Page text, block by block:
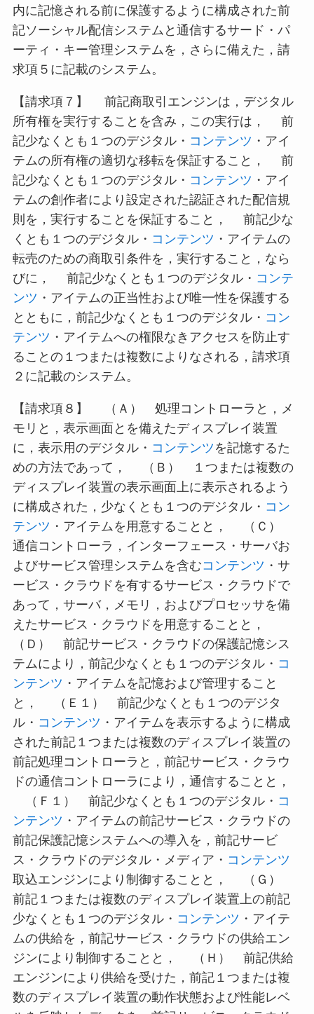
内に記憶される前に保護するように構成された前
記ソーシャル配信システムと通信するサード・パ
ーティ・キー管理システムを，さらに備えた，請
求項５に記載のシステム。
【請求項７】 前記商取引エンジンは，デジタル
所有権を実行することを含み，この実行は， 前
記少なくとも１つのデジタル・ コンテンツ ・アイ
テムの所有権の適切な移転を保証すること， 前
記少なくとも１つのデジタル・ コンテンツ ・アイ
テムの創作者により設定された認証された配信規
則を，実行することを保証すること， 前記少な
くとも１つのデジタル・ コンテンツ ・アイテムの
転売のための商取引条件を，実行すること，なら
びに， 前記少なくとも１つのデジタル・ コンテ
ンツ ・アイテムの正当性および唯一性を保護する
とともに，前記少なくとも１つのデジタル・ コン
テンツ ・アイテムへの権限なきアクセスを防止す
ることの１つまたは複数によりなされる，請求項
２に記載のシステム。
【請求項８】 （Ａ） 処理コントローラと，メ
モリと，表示画面とを備えたディスプレイ装置
に，表示用のデジタル・ コンテンツ を記憶するた
めの方法であって， （Ｂ） １つまたは複数の
ディスプレイ装置の表示画面上に表示されるよう
に構成された，少なくとも１つのデジタル・ コン
テンツ ・アイテムを用意することと， （Ｃ）
通信コントローラ，インターフェース・サーバお
よびサービス管理システムを含むコンテンツ ・サ
ービス・クラウドを有するサービス・クラウドで
あって，サーバ，メモリ，およびプロセッサを備
えたサービス・クラウドを用意することと，
（Ｄ） 前記サービス・クラウドの保護記憶シス
テムにより，前記少なくとも１つのデジタル・ コ
ンテンツ ・アイテムを記憶および管理すること
と， （Ｅ１） 前記少なくとも１つのデジタ
ル・ コンテンツ ・アイテムを表示するように構成
された前記１つまたは複数のディスプレイ装置の
前記処理コントローラと，前記サービス・クラウ
ドの通信コントローラにより，通信することと，
（Ｆ１） 前記少なくとも１つのデジタル・ コ
ンテンツ ・アイテムの前記サービス・クラウドの
前記保護記憶システムへの導入を，前記サービ
ス・クラウドのデジタル・メディア・ コンテンツ
取込エンジンにより制御することと， （Ｇ）
前記１つまたは複数のディスプレイ装置上の前記
少なくとも１つのデジタル・ コンテンツ ・アイテ
ムの供給を，前記サービス・クラウドの供給エン
ジンにより制御することと， （Ｈ） 前記供給
エンジンにより供給を受けた，前記１つまたは複
数のディスプレイ装置の動作状態および性能レベ